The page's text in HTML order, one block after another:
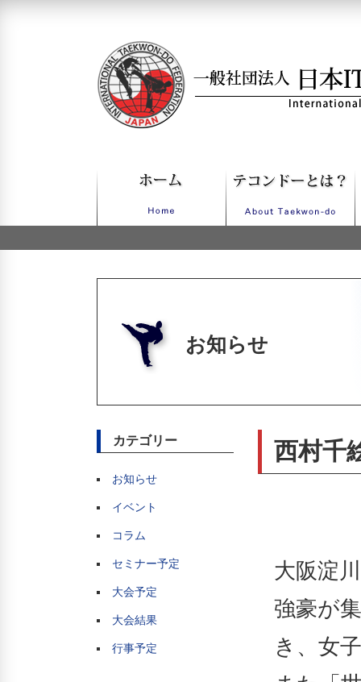
お知らせ
カテゴリー
お知らせ
イベント
コラム
セミナー予定
大会予定
大会結果
行事予定
西村千
大阪淀
強豪が
き、女